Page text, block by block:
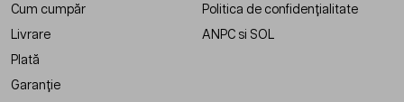
Cum cumpăr
Livrare
Plată
Garanție
Politica de confidențialitate
ANPC si SOL